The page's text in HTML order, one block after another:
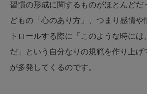
習慣の形成に関するものがほとんどだ
どもの「心のあり方」、つまり感情や
トロールする際に「このような時には
だ」という自分なりの規範を作り上げ
が多発してくるのです。